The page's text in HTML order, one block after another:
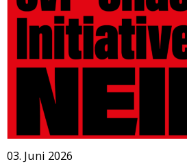
03. Juni 2026